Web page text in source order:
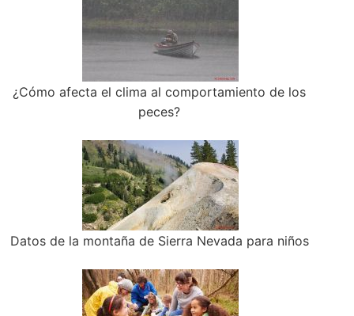
¿Cómo afecta el clima al comportamiento de los
peces?
Datos de la montaña de Sierra Nevada para niños